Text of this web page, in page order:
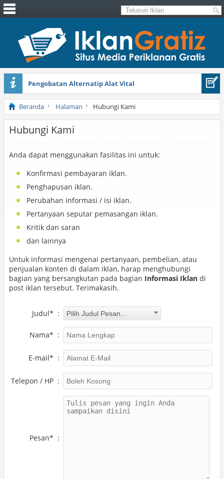
Pengobatan Alternatip Alat Vital
Pita Cantik Pesona
Beranda Halaman Hubungi Kami
Hubungi Kami
Anda dapat menggunakan fasilitas ini untuk:
Konfirmasi pembayaran iklan.
Penghapusan iklan.
Perubahan informasi / isi iklan.
Pertanyaan seputar pemasangan iklan.
Kritik dan saran
dan lainnya
Untuk informasi mengenai pertanyaan, pembelian, atau
penjualan konten di dalam iklan, harap menghubungi
bagian yang bersangkutan pada bagian Informasi Iklandi
post iklan tersebut. Terimakasih.
Judul* :
Nama* :
E-mail* :
Telepon / HP :
Pesan* :